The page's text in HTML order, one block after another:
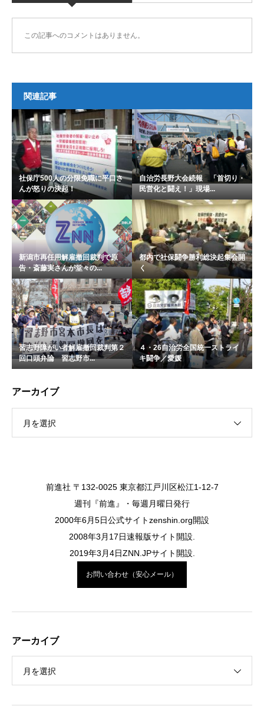
この記事へのコメントはありません。
関連記事
社保庁500人の分限免職に平口さ
んが怒りの決起！
自治労長野大会続報 「首切り・
民営化と闘え！」現場...
新潟市再任用解雇撤回裁判で原
告・斎藤実さんが堂々の...
都内で社保闘争勝利総決起集会開
く
習志野障がい者解雇撤回裁判第２
回口頭弁論 習志野市...
４・26自治労全国統一ストライ
キ闘争／愛媛
アーカイブ
月を選択
前進社 〒132-0025 東京都江戸川区松江1-12-7
週刊『前進』・毎週月曜日発行
2000年6月5日公式サイトzenshin.org開設
2008年3月17日速報版サイト開設.
2019年3月4日ZNN.JPサイト開設.
お問い合わせ（安心メール）
アーカイブ
月を選択